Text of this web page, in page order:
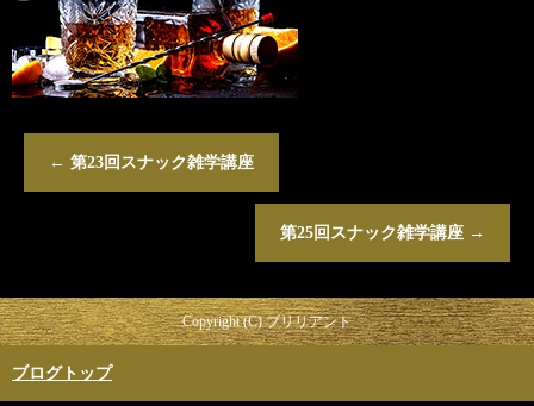
← 第23回スナック雑学講座
第25回スナック雑学講座 →
Copyright (C) ブリリアント
ブログトップ